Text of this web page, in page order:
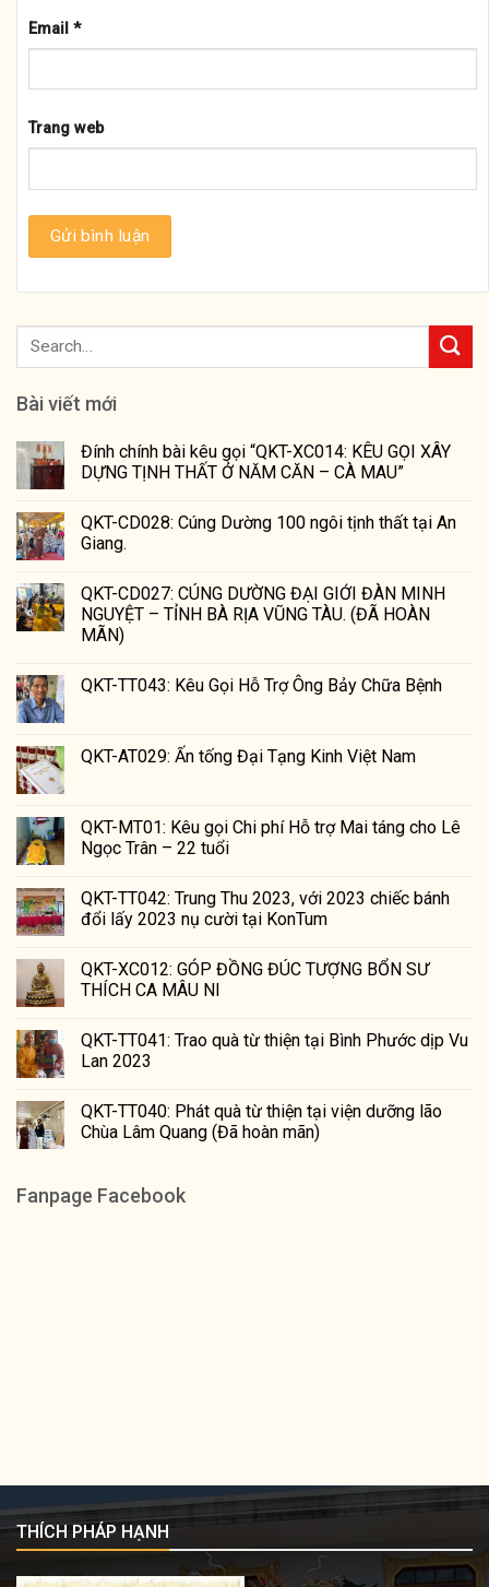
Email *
Trang web
Bài viết mới
Đính chính bài kêu gọi “QKT-XC014: KÊU GỌI XÂY
DỰNG TỊNH THẤT Ở NĂM CĂN – CÀ MAU”
QKT-CD028: Cúng Dường 100 ngôi tịnh thất tại An
Giang.
QKT-CD027: CÚNG DƯỜNG ĐẠI GIỚI ĐÀN MINH
NGUYỆT – TỈNH BÀ RỊA VŨNG TÀU. (ĐÃ HOÀN
MÃN)
QKT-TT043: Kêu Gọi Hỗ Trợ Ông Bảy Chữa Bệnh
QKT-AT029: Ấn tống Đại Tạng Kinh Việt Nam
QKT-MT01: Kêu gọi Chi phí Hỗ trợ Mai táng cho Lê
Ngọc Trân – 22 tuổi
QKT-TT042: Trung Thu 2023, với 2023 chiếc bánh
đổi lấy 2023 nụ cười tại KonTum
QKT-XC012: GÓP ĐỒNG ĐÚC TƯỢNG BỔN SƯ
THÍCH CA MÂU NI
QKT-TT041: Trao quà từ thiện tại Bình Phước dịp Vu
Lan 2023
QKT-TT040: Phát quà từ thiện tại viện dưỡng lão
Chùa Lâm Quang (Đã hoàn mãn)
Fanpage Facebook
THÍCH PHÁP HẠNH